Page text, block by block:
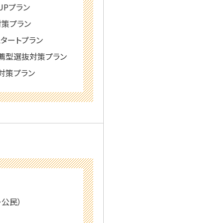
プラン
プラン
ートプラン
型選抜対策プラン
策プラン
民）